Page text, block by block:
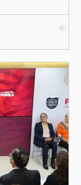
el
Mier,
de la
y de la
de
manos de
de
(CNHJ) el